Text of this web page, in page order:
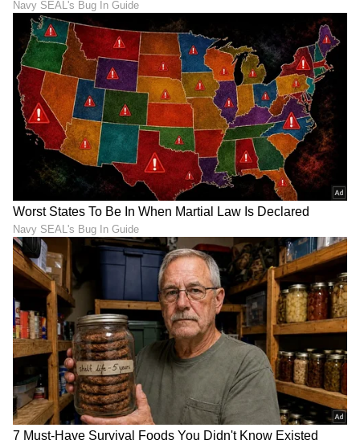
Image Credit : Getty
ವಸೂಲಾಗದ ಸಾಲದ (NPA) ಪ್ರಮಾಣದಲ್ಲಿ ಭಾರಿ
ಸುಧಾರಣೆ
ಆಸ್ತಿ ಗುಣಮಟ್ಟದ (Asset Quality) ರಂಗದಲ್ಲೂ ಎಸ್‌ಬಿಐ
ಭಾರಿ ಸುಧಾರಣೆ ಕಂಡಿದೆ. ಬ್ಯಾಂಕಿನ ಒಟ್ಟು ವಸೂಲಾಗದ
ಸಾಲದ ಅನುಪಾತವು (Gross NPA) ವಾರ್ಷಿಕವಾಗಿ 33
ಬೇಸಿಸ್ ಪಾಯಿಂಟ್‌ಗಳಷ್ಟು ಕುಸಿತ ಕಂಡು ಶೇಕಡಾ 1.49 ಕ್ಕೆ
ಇಳಿಕೆಯಾಗಿದೆ. ಹಾಗೆಯೇ ನಿವ್ವಳ ವಸೂಲಾಗದ ಸಾಲದ
ಅನುಪಾತವು (Net NPA) 8 ಬೇಸಿಸ್ ಪಾಯಿಂಟ್‌ಗಳಷ್ಟು
ಸುಧಾರಣೆಯಾಗಿ ಶೇಕಡಾ 0.39 ಕ್ಕೆ ತಲುಪಿದೆ. ಒಟ್ಟಾರೆಯಾಗಿ
ಹೇಳುವುದಾದರೆ, ಭಾರಿ ಲಾಭದಾಯಕತೆ, ಆಸ್ತಿ ಗುಣಮಟ್ಟದ
ಸುಧಾರಣೆ ಮತ್ತು ವ್ಯವಹಾರದ ಅಗಾಧ
ಬೆಳವಣಿಗೆಯಿಂದಾಗಿಯೇ ಸರ್ಕಾರಕ್ಕೆ ಇಷ್ಟೊಂದು ದೊಡ್ಡ
ಮೊತ್ತದ ಡಿವಿಡೆಂಡ್ ನೀಡಲು ಸಾಧ್ಯವಾಗಿದೆ.
LATEST VIDEOS